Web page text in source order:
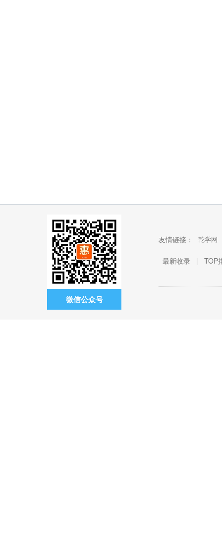
微信公众号
友情链接： 乾学网
最新收录 | TOP